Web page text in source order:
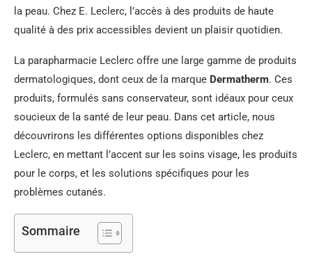
la peau. Chez E. Leclerc, l’accès à des produits de haute
qualité à des prix accessibles devient un plaisir quotidien.
La parapharmacie Leclerc offre une large gamme de produits
dermatologiques, dont ceux de la marque Dermatherm. Ces
produits, formulés sans conservateur, sont idéaux pour ceux
soucieux de la santé de leur peau. Dans cet article, nous
découvrirons les différentes options disponibles chez
Leclerc, en mettant l’accent sur les soins visage, les produits
pour le corps, et les solutions spécifiques pour les
problèmes cutanés.
Sommaire